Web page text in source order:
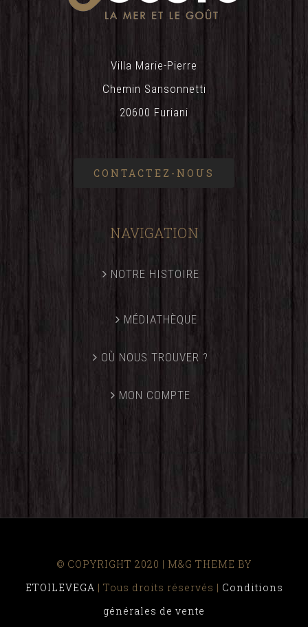
Villa Marie-Pierre
Chemin Sansonnetti
20600 Furiani
CONTACTEZ-NOUS
NAVIGATION
NOTRE HISTOIRE
MÉDIATHÈQUE
OÙ NOUS TROUVER ?
MON COMPTE
© COPYRIGHT 2020 | M&G THEME BY
ETOILEVEGA | Tous droits réservés | Conditions
générales de vente